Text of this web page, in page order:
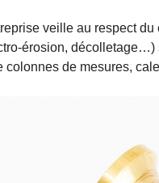
veille au respect
érosion,
de mesures,